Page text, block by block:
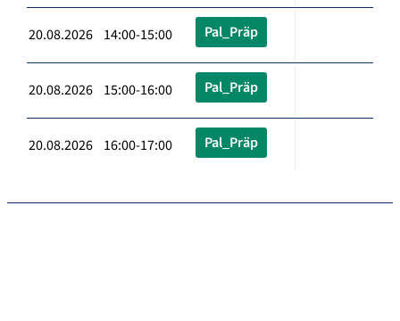
20.08.2026 14:00-15:00 Pal_Präp
20.08.2026 15:00-16:00 Pal_Präp
20.08.2026 16:00-17:00 Pal_Präp